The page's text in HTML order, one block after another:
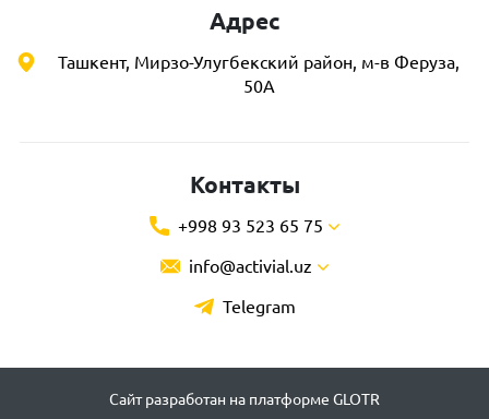
Адрес
Ташкент, Мирзо-Улугбекский район, м-в Феруза,
50А
Контакты
+998 93 523 65 75
info@activial.uz
Telegram
Сайт разработан на платформе GLOTR